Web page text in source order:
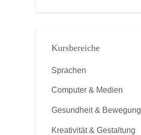
Kursbereiche
Sprachen
Computer & Medien
Gesundheit & Bewegung
Kreativität & Gestaltung